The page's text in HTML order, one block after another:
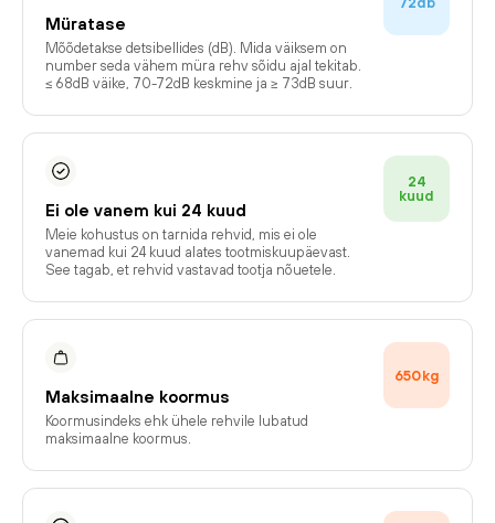
Müratase
Mõõdetakse detsibellides (dB). Mida väiksem on
number seda vähem müra rehv sõidu ajal tekitab.
≤ 68dB väike, 70-72dB keskmine ja ≥ 73dB suur.
Ei ole vanem kui 24 kuud
Meie kohustus on tarnida rehvid, mis ei ole
vanemad kui 24 kuud alates tootmiskuupäevast.
See tagab, et rehvid vastavad tootja nõuetele.
24
kuud
Maksimaalne koormus
Koormusindeks ehk ühele rehvile lubatud
maksimaalne koormus.
650kg